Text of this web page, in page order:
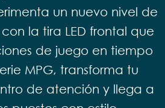
un nuevo nivel de
la tira LED frontal que
de juego en tiempo
MPG, transforma tu
de atención y llega a